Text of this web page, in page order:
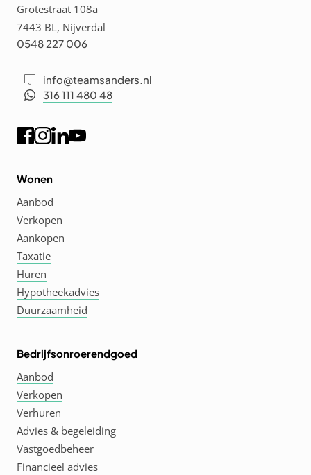
Grotestraat 108a
7443 BL, Nijverdal
0548 227 006
info@teamsanders.nl
316 111 480 48
Wonen
Aanbod
Verkopen
Aankopen
Taxatie
Huren
Hypotheekadvies
Duurzaamheid
Bedrijfsonroerendgoed
Aanbod
Verkopen
Verhuren
Advies & begeleiding
Vastgoedbeheer
Financieel advies